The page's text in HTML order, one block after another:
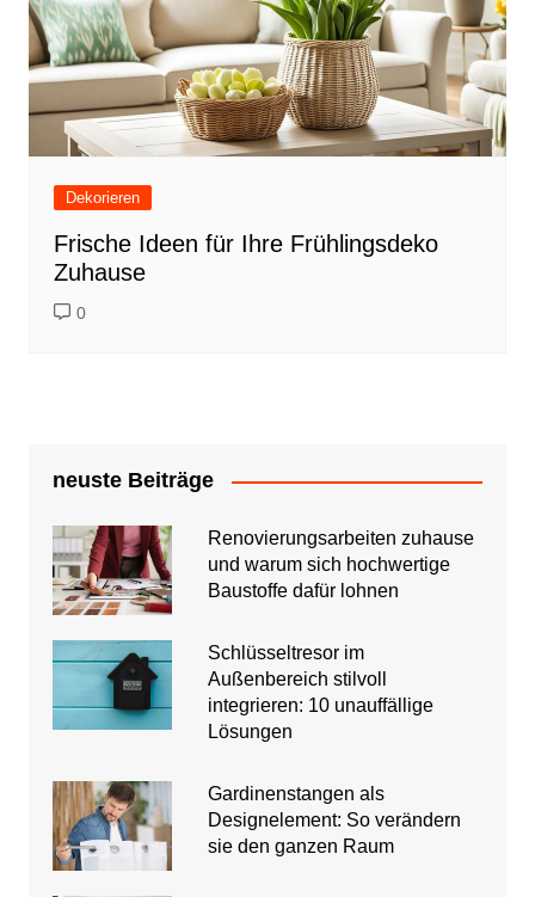
Dekorieren
Frische Ideen für Ihre Frühlingsdeko
Zuhause
0
neuste Beiträge
Renovierungsarbeiten zuhause
und warum sich hochwertige
Baustoffe dafür lohnen
Schlüsseltresor im
Außenbereich stilvoll
integrieren: 10 unauffällige
Lösungen
Gardinenstangen als
Designelement: So verändern
sie den ganzen Raum